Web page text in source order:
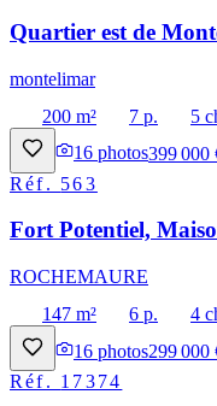
Quartier est de
montelimar
200 m²
7 p. 5
16 photos399 000
Réf. 563
Fort Potentiel,
ROCHEMAURE
147 m²
6 p. 4
16 photos299 000
Réf. 17374